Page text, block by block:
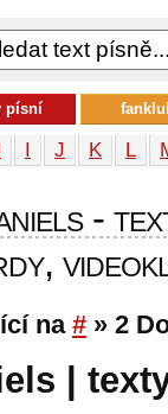
I J K L
-
na# » 2
|
písní